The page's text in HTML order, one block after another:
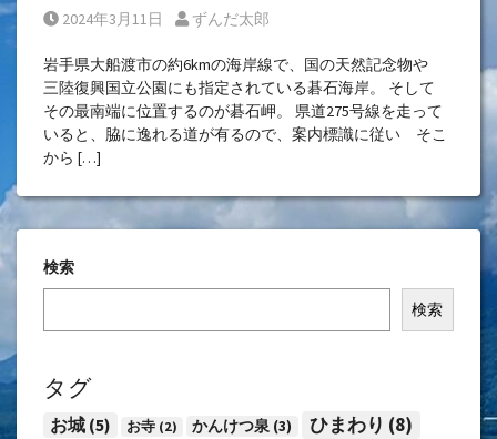
Posted on
2024年3月11日 Posted by
ずんだ太郎
岩手県大船渡市の約6kmの海岸線で、国の天然記念物や
三陸復興国立公園にも指定されている碁石海岸。 そして
その最南端に位置するのが碁石岬。 県道275号線を走って
いると、脇に逸れる道が有るので、案内標識に従い そこ
から […]
検索
検索
タグ
お城 (5) お寺(2) かんけつ泉 (3) ひまわり (8)